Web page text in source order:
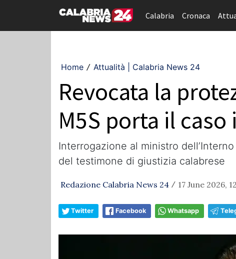
Calabria Cronaca
Home / Attualità | Calabria News 24
Revocata la
M5S porta il
Interrogazione al ministro
del testimone di giustizia calabrese
Redazione Calabria News 24 / 17 June 2026,
Twitter Facebook Whatsapp